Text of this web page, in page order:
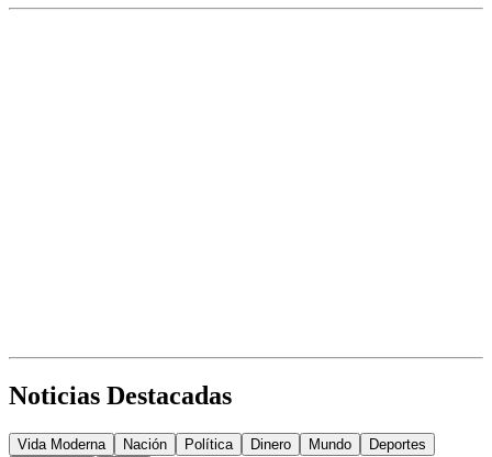
Noticias Destacadas
Vida Moderna Nación Política Dinero Mundo
Deportes